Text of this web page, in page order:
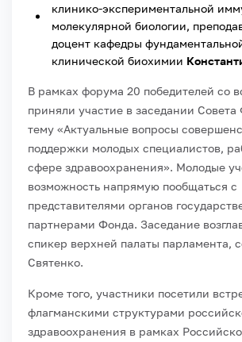
клинико-экспериментальной
молекулярной биологии,
доцент кафедры
клинической биохимии
В рамках форума 20 победителей со
приняли участие в заседании
тему «Актуальные вопросы
поддержки молодых специалистов,
сфере здравоохранения». Молодые
возможность напрямую пообщаться с
представителями органов
партнерами Фонда. Заседание
спикер верхней палаты парламента,
Святенко.
Кроме того, участники посетили
флагманскими структурами
здравоохранения в рамках